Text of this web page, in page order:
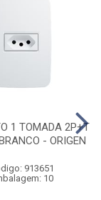
1 TOMADA 2P+T
- ORIGEN
913651
10